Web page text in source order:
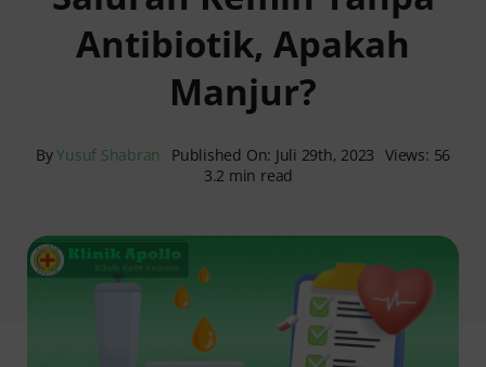
SearchAntibiotik, Apakah
Manjur?
ByYusuf Shabran Published On: Juli 29th, 2023 Views: 56
3.2 min read